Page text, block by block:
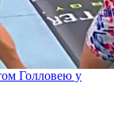
Голловею у